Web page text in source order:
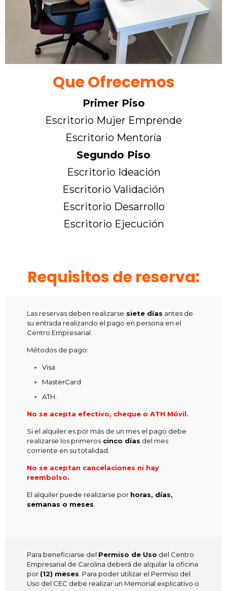
Que Ofrecemos
Primer Piso
Escritorio Mujer Emprende
Escritorio Mentoría
Segundo Piso
Escritorio Ideación
Escritorio Validación
Escritorio Desarrollo
Escritorio Ejecución
Requisitos de reserva:
Las reservas deben realizarse siete días antes de
su entrada realizando el pago en persona en el
Centro Empresarial.
Métodos de pago:
Visa
MasterCard
ATH.
No se acepta efectivo, cheque o ATH Móvil.
Si el alquiler es por más de un mes el pago debe
realizarse los primeroscinco días del mes
corriente en su totalidad.
No se aceptan cancelaciones ni hay
reembolso.
El alquiler puede realizarse por horas, días,
semanas o meses
Para beneficiarse del Permiso de Uso del Centro
Empresarial de Carolina deberá de alquilar la oficina
por (12) meses . Para poder utilizar el Permiso del
Uso del CEC debe realizar un Memorial explicativo o